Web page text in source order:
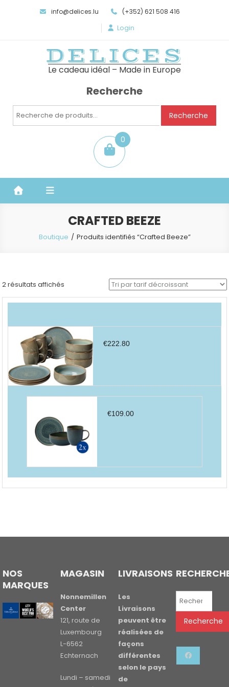
info@delices.lu (+352) 621 508 416
Login
DELICES
Le cadeau idéal – Made in Europe
Recherche
Recherche
Recherche
0
item
CRAFTED BEEZE
Boutique Produits identifiés “Crafted Beeze”
2 résultats affichés
par
€222.80
€109.00
NOS
MARQUES
MAGASIN
Nonnemillen
Center
121, route de
Luxembourg
L-6562
Echternach
Lundi – samedi
LIVRAISONS
Les
Livraisons
peuvent être
réalisées de
façons
différentes
selon le pays
de
Recherche